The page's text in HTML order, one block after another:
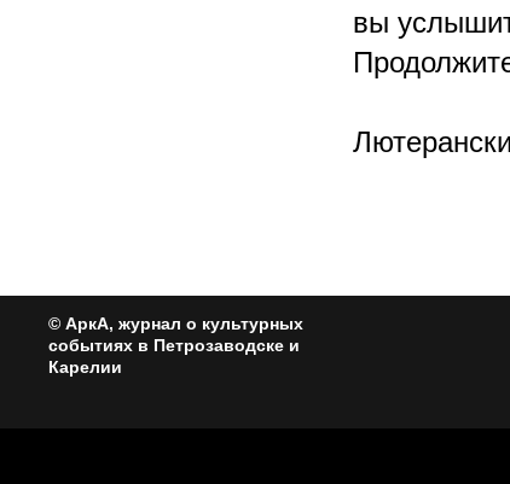
вы
© АркА, журнал о культурных
событиях в Петрозаводске и
Карелии